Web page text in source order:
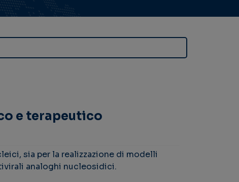
e terapeutico
sia per la realizzazione di modelli
analoghi nucleosidici.